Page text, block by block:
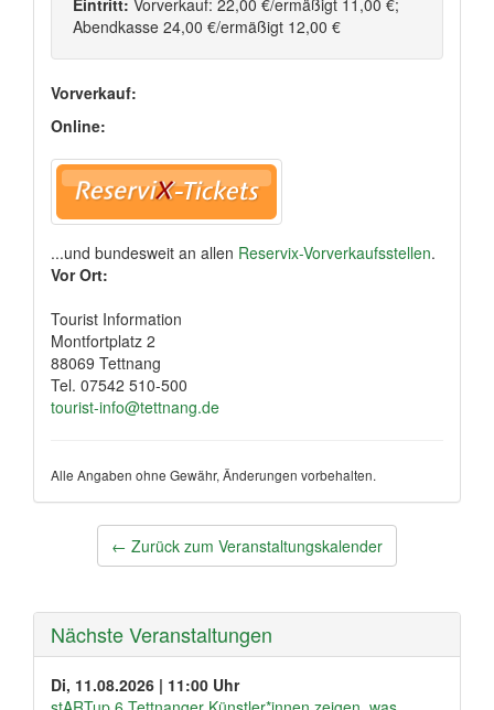
Abendkasse 24,00 €/ermäßigt 12,00 €
Vorverkauf:
Online:
...und bundesweit an allen Reservix-Vorverkaufsstellen.
Vor Ort:
Tourist Information
Montfortplatz 2
88069 Tettnang
Tel. 07542 510-500
tourist-info@tettnang.de
Alle Angaben ohne Gewähr, Änderungen vorbehalten.
Post← Zurück zum Veranstaltungskalender
Nächste Veranstaltungen
Di, 11.08.2026 | 11:00 Uhr